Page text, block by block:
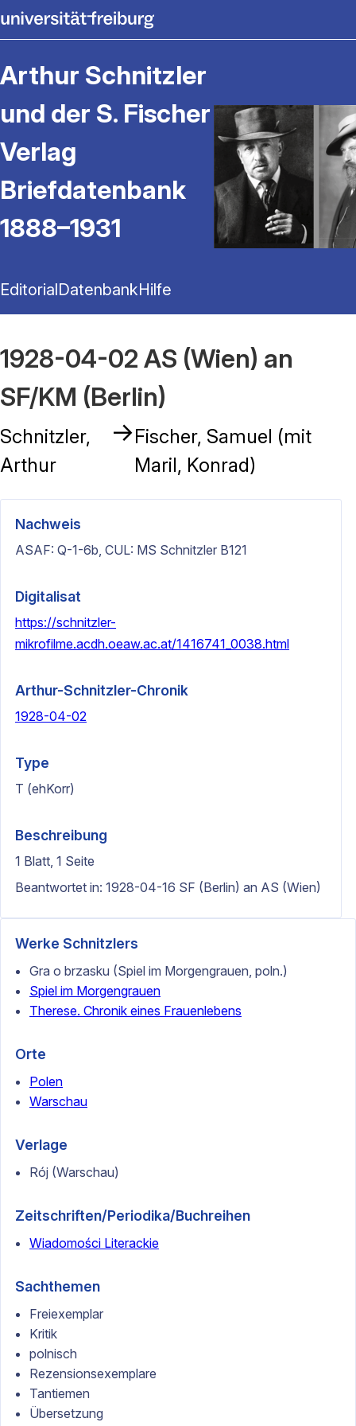
Arthur Schnitzler
und der S. Fischer
Verlag
Briefdatenbank
1888–1931
EditorialDatenbankHilfe
1928-04-02 AS (Wien) an
SF/KM (Berlin)
Schnitzler,
Arthur
→Fischer, Samuel (mit
Maril, Konrad)
Nachweis
ASAF: Q-1-6b, CUL: MS Schnitzler B121
Digitalisat
https://schnitzler-
mikrofilme.acdh.oeaw.ac.at/1416741_0038.html
Arthur-Schnitzler-Chronik
1928-04-02
Type
T (ehKorr)
Beschreibung
1 Blatt, 1 Seite
Beantwortet in: 1928-04-16 SF (Berlin) an AS (Wien)
Werke Schnitzlers
Gra o brzasku (Spiel im Morgengrauen, poln.)
Spiel im Morgengrauen
Therese. Chronik eines Frauenlebens
Orte
Polen
Warschau
Verlage
Rój (Warschau)
Zeitschriften/Periodika/Buchreihen
Wiadomości Literackie
Sachthemen
Freiexemplar
Kritik
polnisch
Rezensionsexemplare
Tantiemen
Übersetzung